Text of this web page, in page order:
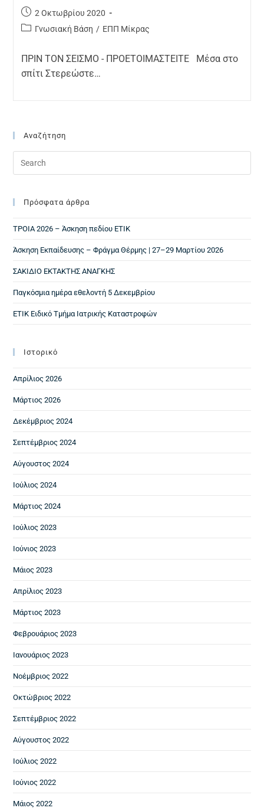
2 Οκτωβρίου 2020
Γνωσιακή Βάση / ΕΠΠ Μίκρας
ΠΡΙΝ ΤΟΝ ΣΕΙΣΜΟ - ΠΡΟΕΤΟΙΜΑΣΤΕΙΤΕ Μέσα στο
σπίτι Στερεώστε…
Αναζήτηση
Πρόσφατα άρθρα
ΤΡΟΙΑ 2026 – Άσκηση πεδίου ΕΤΙΚ
Άσκηση Εκπαίδευσης – Φράγμα Θέρμης | 27–29 Μαρτίου 2026
ΣΑΚΙΔΙΟ ΕΚΤΑΚΤΗΣ ΑΝΑΓΚΗΣ
Παγκόσμια ημέρα εθελοντή 5 Δεκεμβρίου
ΕΤΙΚ Ειδικό Τμήμα Ιατρικής Καταστροφών
Ιστορικό
Απρίλιος 2026
Μάρτιος 2026
Δεκέμβριος 2024
Σεπτέμβριος 2024
Αύγουστος 2024
Ιούλιος 2024
Μάρτιος 2024
Ιούλιος 2023
Ιούνιος 2023
Μάιος 2023
Απρίλιος 2023
Μάρτιος 2023
Φεβρουάριος 2023
Ιανουάριος 2023
Νοέμβριος 2022
Οκτώβριος 2022
Σεπτέμβριος 2022
Αύγουστος 2022
Ιούλιος 2022
Ιούνιος 2022
Μάιος 2022